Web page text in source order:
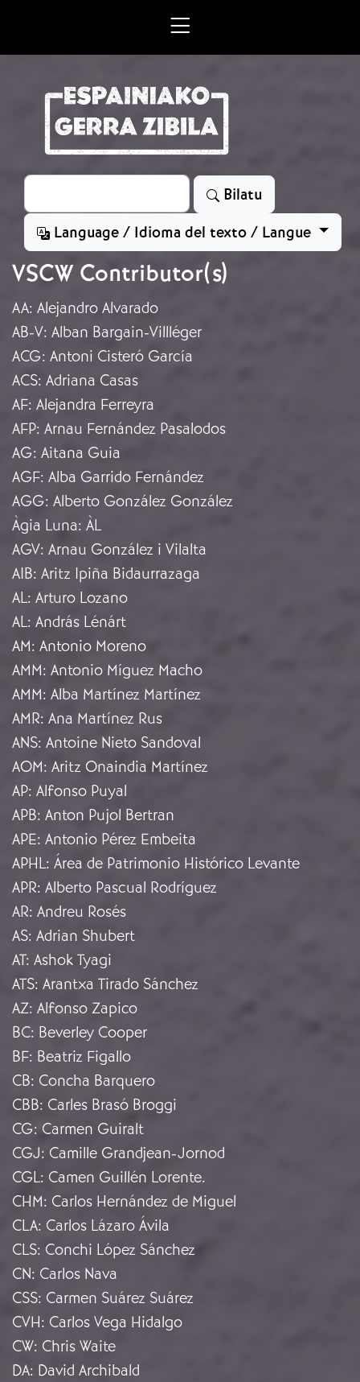
Bilatu
Bilatu
Language / Idioma del texto / Langue
VSCW Contributor(s)
AA: Alejandro Alvarado
AB-V: Alban Bargain-Villléger
ACG: Antoni Cisteró García
ACS: Adriana Casas
AF: Alejandra Ferreyra
AFP: Arnau Fernández Pasalodos
AG: Aitana Guia
AGF: Alba Garrido Fernández
AGG: Alberto González González
Àgia Luna: ÀL
AGV: Arnau González i Vilalta
AIB: Aritz Ipiña Bidaurrazaga
AL: Arturo Lozano
AL: András Lénárt
AM: Antonio Moreno
AMM: Antonio Míguez Macho
AMM: Alba Martínez Martínez
AMR: Ana Martínez Rus
ANS: Antoine Nieto Sandoval
AOM: Aritz Onaindia Martínez
AP: Alfonso Puyal
APB: Anton Pujol Bertran
APE: Antonio Pérez Embeita
APHL: Área de Patrimonio Histórico Levante
APR: Alberto Pascual Rodríguez
AR: Andreu Rosés
AS: Adrian Shubert
AT: Ashok Tyagi
ATS: Arantxa Tirado Sánchez
AZ: Alfonso Zapico
BC: Beverley Cooper
BF: Beatriz Figallo
CB: Concha Barquero
CBB: Carles Brasó Broggi
CG: Carmen Guiralt
CGJ: Camille Grandjean-Jornod
CGL: Camen Guillén Lorente.
CHM: Carlos Hernández de Miguel
CLA: Carlos Lázaro Ávila
CLS: Conchi López Sánchez
CN: Carlos Nava
CSS: Carmen Suárez Suárez
CVH: Carlos Vega Hidalgo
CW: Chris Waite
DA: David Archibald